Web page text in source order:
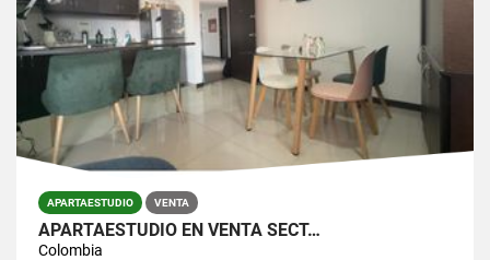
APARTAESTUDIO VENTA
APARTAESTUDIO EN VENTA SECT…
Colombia